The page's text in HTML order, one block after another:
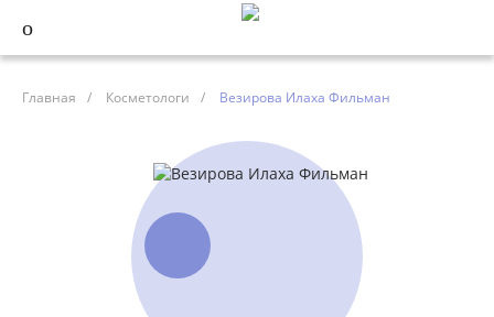
Главная / Косметологи / Везирова Илаха Фильман